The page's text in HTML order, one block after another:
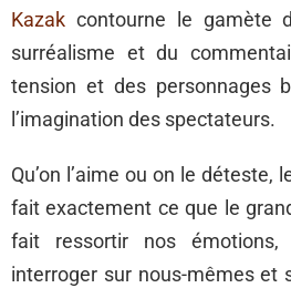
Kazak contourne le gamète
surréalisme et du
tension et des personnages
l’imagination des spectateurs.
Qu’on l’aime ou on le déteste,
fait exactement ce que le
fait ressortir nos
interroger sur nous-mêmes et